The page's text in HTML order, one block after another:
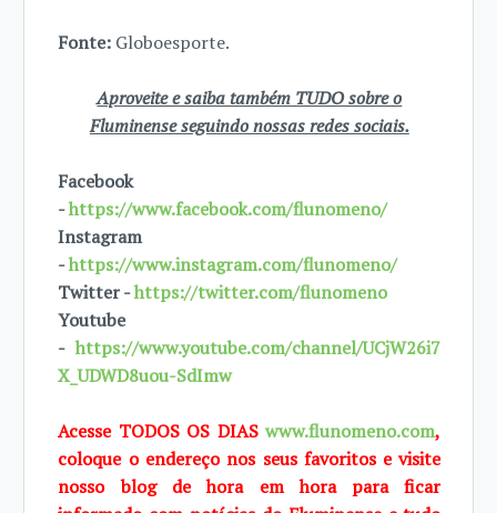
Fonte: Globoesporte.
Aproveite e saiba também TUDO sobre o
Fluminense seguindo nossas redes sociais.
Facebook
-https://www.facebook.com/flunomeno/
Instagram
-https://www.instagram.com/flunomeno/
Twitter -https://twitter.com/flunomeno
Youtube
-https://www.youtube.com/channel/UCjW26i7
X_UDWD8uou-SdImw
Acesse TODOS OS DIASwww.flunomeno.com,
coloque o endereço nos seus favoritos e visite
nosso blog de hora em hora para ficar